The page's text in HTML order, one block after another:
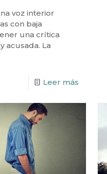
voz interior
con baja
una crítica
acusada. La
Leer más